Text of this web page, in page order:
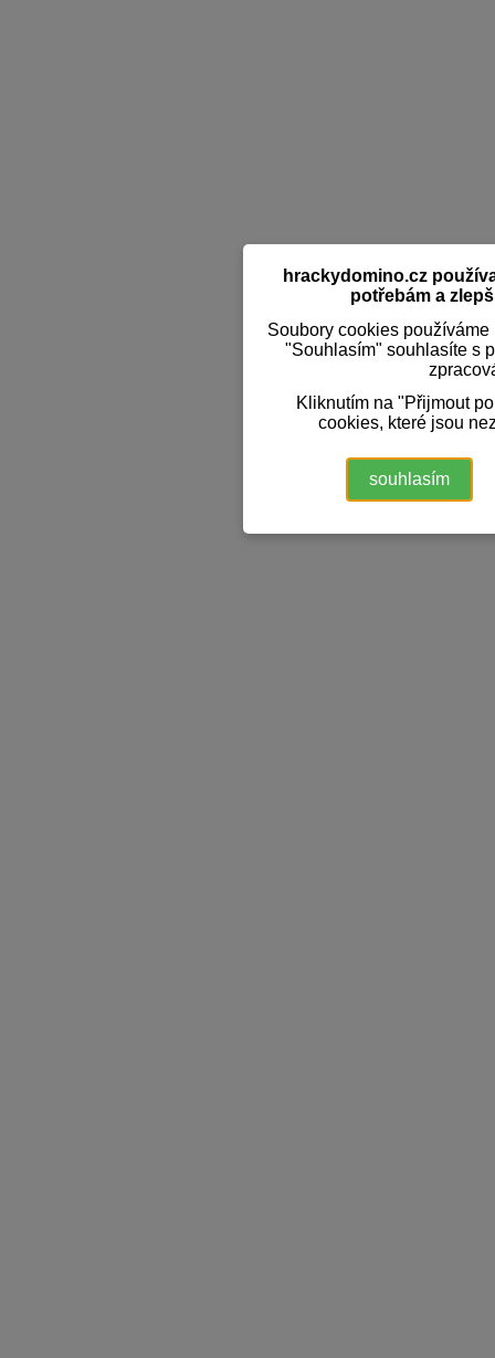
hrackydomino.cz
potřebám a
Soubory cookies
"Souhlasím" souhlasíte s
Kliknutím na "Přijmout
cookies, které jsou
souhlasím